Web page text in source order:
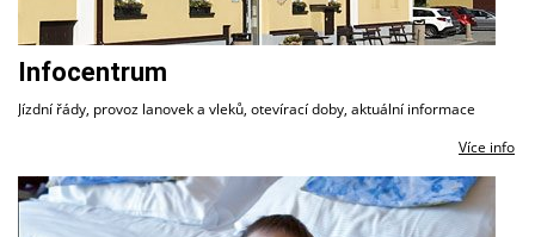
Infocentrum
Jízdní řády, provoz lanovek a vleků, otevírací doby, aktuální informace
Více info